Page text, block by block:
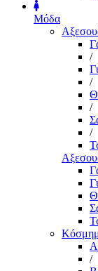
Μόδα
/
/
/
/
/